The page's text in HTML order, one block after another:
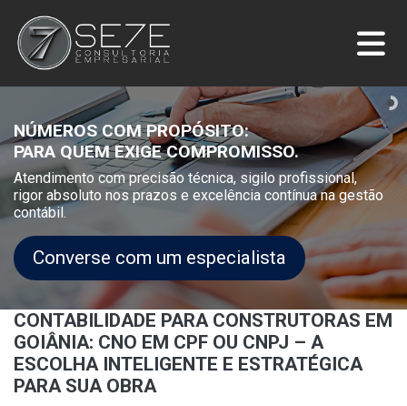
NÚMEROS COM PROPÓSITO:
PARA QUEM EXIGE COMPROMISSO.
Atendimento com precisão técnica, sigilo profissional,
rigor absoluto nos prazos e excelência contínua na gestão
contábil.
Converse com um especialista
CONTABILIDADE PARA CONSTRUTORAS EM
GOIÂNIA: CNO EM CPF OU CNPJ – A
ESCOLHA INTELIGENTE E ESTRATÉGICA
PARA SUA OBRA